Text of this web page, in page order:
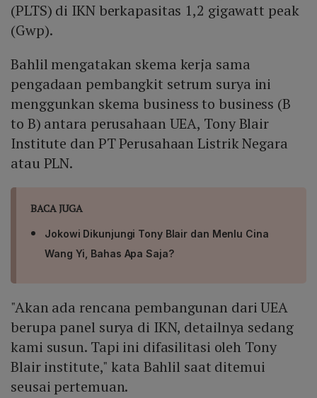
(PLTS) di IKN berkapasitas 1,2 gigawatt peak
(Gwp).
Bahlil mengatakan skema kerja sama
pengadaan pembangkit setrum surya ini
menggunkan skema business to business (B
to B) antara perusahaan UEA, Tony Blair
Institute dan PT Perusahaan Listrik Negara
atau PLN.
BACA JUGA
Jokowi Dikunjungi Tony Blair dan Menlu Cina
Wang Yi, Bahas Apa Saja?
"Akan ada rencana pembangunan dari UEA
berupa panel surya di IKN, detailnya sedang
kami susun. Tapi ini difasilitasi oleh Tony
Blair institute," kata Bahlil saat ditemui
seusai pertemuan.